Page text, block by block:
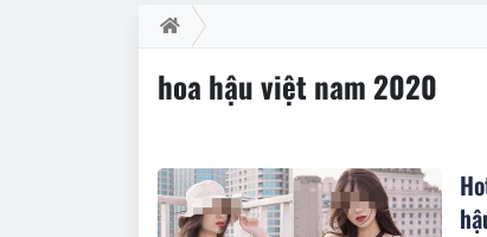
hoa hậu việt nam 2020